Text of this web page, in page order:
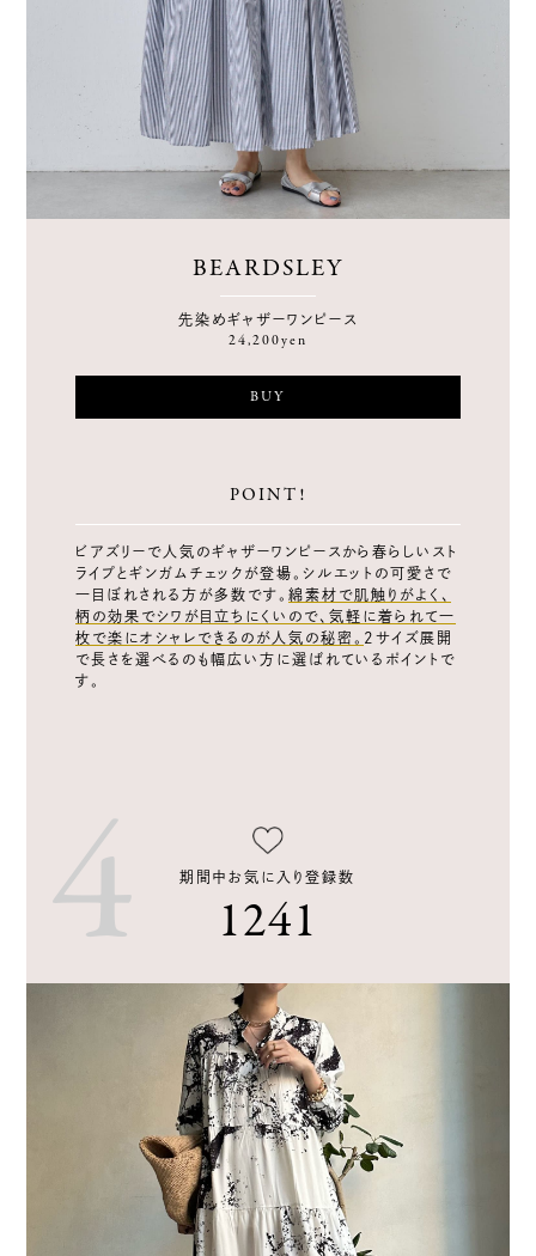
BEARDSLEY
先染めギャザーワンピース
24,200yen
BUY
POINT!
ビアズリーで人気のギャザーワンピースから春らしいスト
ライプとギンガムチェックが登場。シルエットの可愛さで
一目ぼれされる方が多数です。 綿素材で肌触りがよく、
柄の効果でシワが目立ちにくいので、気軽に着られて一
枚で楽にオシャレできるのが人気の秘密。 2サイズ展開
で長さを選べるのも幅広い方に選ばれているポイントで
す。
期間中お気に入り登録数
1241